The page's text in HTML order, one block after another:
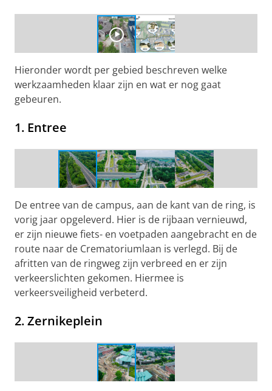
Hieronder wordt per gebied beschreven welke
werkzaamheden klaar zijn en wat er nog gaat
gebeuren.
1. Entree
De entree van de campus, aan de kant van de ring, is
vorig jaar opgeleverd. Hier is de rijbaan vernieuwd,
er zijn nieuwe fiets- en voetpaden aangebracht en de
route naar de Crematoriumlaan is verlegd. Bij de
afritten van de ringweg zijn verbreed en er zijn
verkeerslichten gekomen. Hiermee is
verkeersveiligheid verbeterd.
2. Zernikeplein